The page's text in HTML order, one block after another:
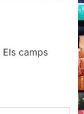
Els camps